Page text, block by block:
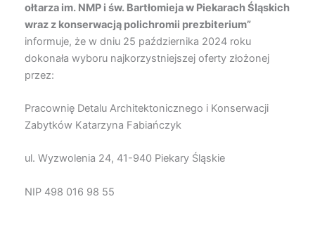
ołtarza im. NMP i św. Bartłomieja w Piekarach Śląskich
wraz z konserwacją polichromii prezbiterium”
informuje, że w dniu 25 października 2024 roku
dokonała wyboru najkorzystniejszej oferty złożonej
przez:
Pracownię Detalu Architektonicznego i Konserwacji
Zabytków Katarzyna Fabiańczyk
ul. Wyzwolenia 24, 41-940 Piekary Śląskie
NIP 498 016 98 55